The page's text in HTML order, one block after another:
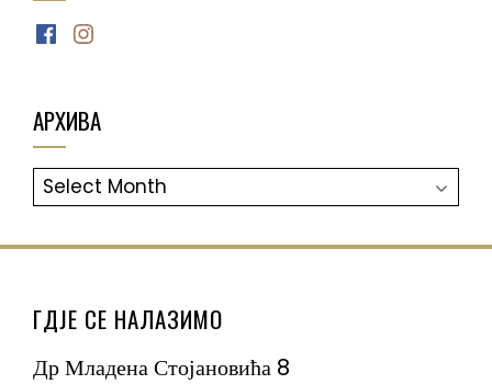
Facebook
Instagram
АРХИВА
АРХИВА
ГДЈЕ СЕ НАЛАЗИМО
Др Младена Стојановића 8